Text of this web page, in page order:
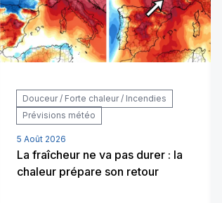
Douceur / Forte chaleur / Incendies
Prévisions météo
5 Août 2026
La fraîcheur ne va pas durer : la
chaleur prépare son retour